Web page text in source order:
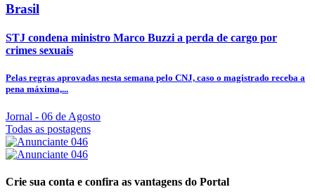
Brasil
STJ condena ministro Marco Buzzi a perda de cargo por
crimes sexuais
Pelas regras aprovadas nesta semana pelo CNJ, caso o magistrado receba a
pena máxima,...
Jornal - 06 de Agosto
Todas as postagens
Crie sua conta e confira as vantagens do Portal